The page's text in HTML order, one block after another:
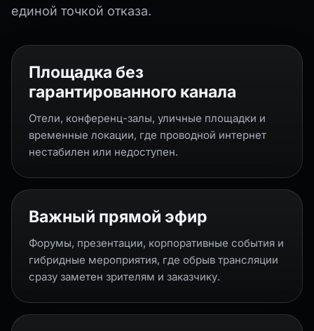
единой точкой отказа.
Площадка без
гарантированного канала
Отели, конференц-залы, уличные площадки и
временные локации, где проводной интернет
нестабилен или недоступен.
Важный прямой эфир
Форумы, презентации, корпоративные события и
гибридные мероприятия, где обрыв трансляции
сразу заметен зрителям и заказчику.